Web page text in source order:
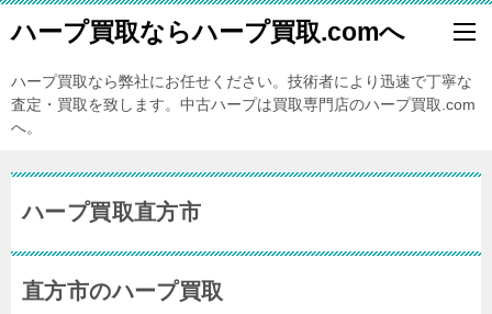
ハープ買取ならハープ買取.comへ
ハープ買取なら弊社にお任せください。技術者により迅速で丁寧な
査定・買取を致します。中古ハープは買取専門店のハープ買取.com
へ。
ハープ買取直方市
直方市のハープ買取